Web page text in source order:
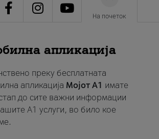
На почеток
апликација
преку бесплатната
апликација Мојот A1 имате
до сите важни информации
A1 услуги, во било кое